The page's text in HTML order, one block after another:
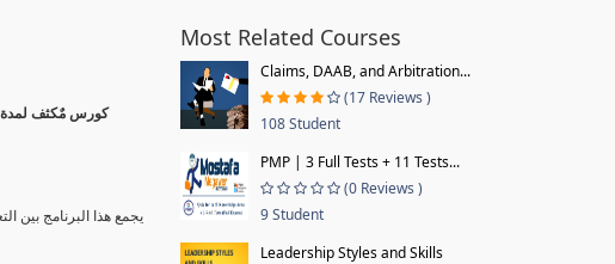
يجمع هذا البرنامج بين
Most Related Courses
Claims, DAAB, and Arbitration...
(17 Reviews )
108 Student
PMP | 3 Full Tests + 11 Tests...
(0 Reviews )
9 Student
Leadership Styles and Skills